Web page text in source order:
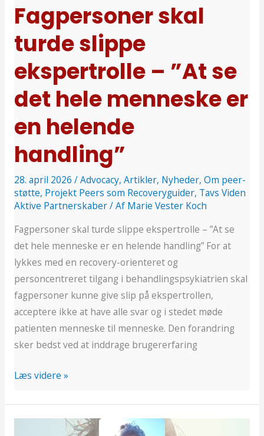
Fagpersoner skal
turde slippe
ekspertrolle – ”At se
det hele menneske er
en helende
handling”
28. april 2026 /Advocacy, Artikler, Nyheder, Om peer-
støtte, Projekt Peers som Recoveryguider, Tavs Viden
Aktive Partnerskaber/ Af Marie Vester Koch
Fagpersoner skal turde slippe ekspertrolle – ”At se
det hele menneske er en helende handling” For at
lykkes med en recovery-orienteret og
personcentreret tilgang i behandlingspsykiatrien skal
fagpersoner kunne give slip på ekspertrollen,
acceptere ikke at have alle svar og i stedet møde
patienten menneske til menneske. Den forandring
sker bedst ved at inddrage brugererfaring
”At
se
det
menneske
en
helende
Læs videre »